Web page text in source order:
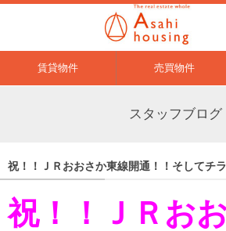
賃貸物件 売買物件
スタッフブログ
祝！！ＪＲおおさか東線開通！！そしてチ
祝！！ＪＲお